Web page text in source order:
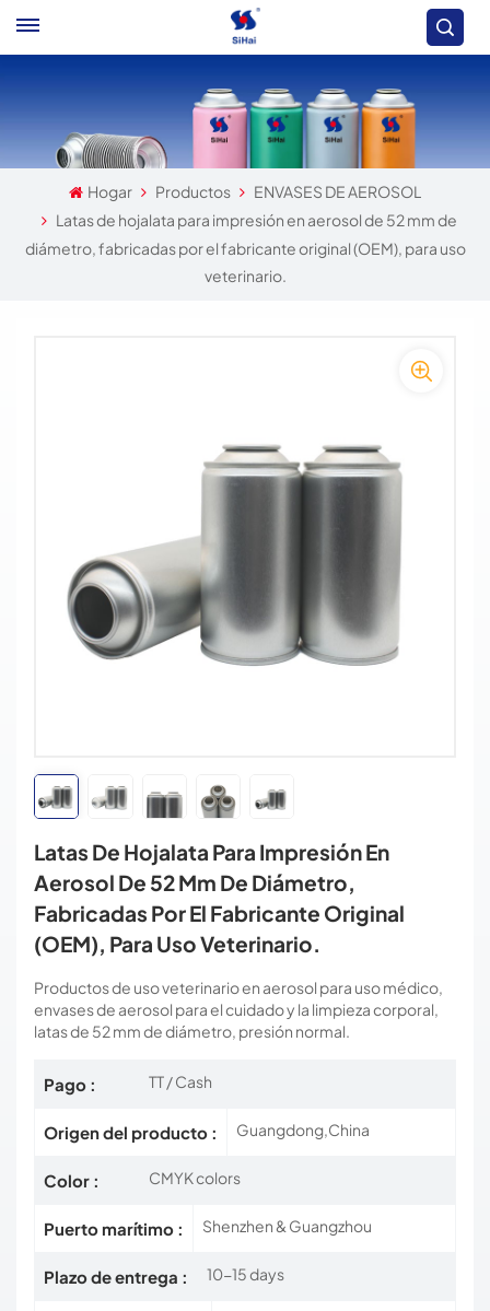
Hogar Productos
ENVASES DE AEROSOL
Latas de hojalata para impresión en aerosol de 52 mm de
diámetro, fabricadas por el fabricante original (OEM), para uso
veterinario.
Latas De Hojalata Para Impresión En
Aerosol De 52 Mm De Diámetro,
Fabricadas Por El Fabricante Original
(OEM), Para Uso Veterinario.
Productos de uso veterinario en aerosol para uso médico,
envases de aerosol para el cuidado y la limpieza corporal,
latas de 52 mm de diámetro, presión normal.
Pago : TT / Cash
Origen del producto : Guangdong,China
Color : CMYK colors
Puerto marítimo : Shenzhen & Guangzhou
Plazo de entrega : 10-15 days